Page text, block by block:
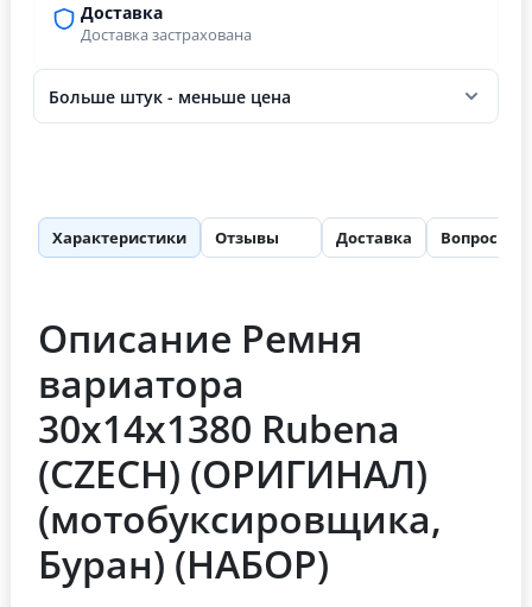
Доставка
Доставка застрахована
Больше штук - меньше цена
Характеристики Отзывы Доставка Вопросы
Описание Ремня
вариатора
30х14х1380 Rubena
(СZECH) (ОРИГИНАЛ)
(мотобуксировщика,
Буран) (НАБОР)